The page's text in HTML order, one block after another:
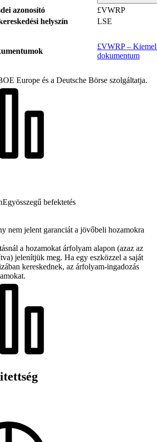
azonosító
£VWRP
helyszín
LSE
£VWRP –
dokumentum
Europe és a Deutsche Börse szolgáltatja.
Egyösszegű befektetés
nem jelent garanciát a jövőbeli hozamokra
a hozamokat árfolyam alapon (azaz az
jelenítjük meg. Ha egy eszközzel a saját
kereskednek, az árfolyam-ingadozás